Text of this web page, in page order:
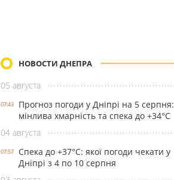
НОВОСТИ ДНЕПРА
05 августа
07:43
Прогноз погоди у Дніпрі на 5 серпня:
мінлива хмарність та спека до +34°С
04 августа
07:57
Спека до +37°С: якої погоди чекати у
Дніпрі з 4 по 10 серпня